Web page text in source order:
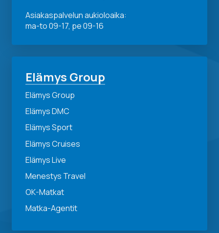
Asiakaspalvelun aukioloaika:
ma-to 09-17, pe 09-16
Elämys Group
Elämys Group
Elämys DMC
Elämys Sport
Elämys Cruises
Elämys Live
Menestys Travel
OK-Matkat
Matka-Agentit